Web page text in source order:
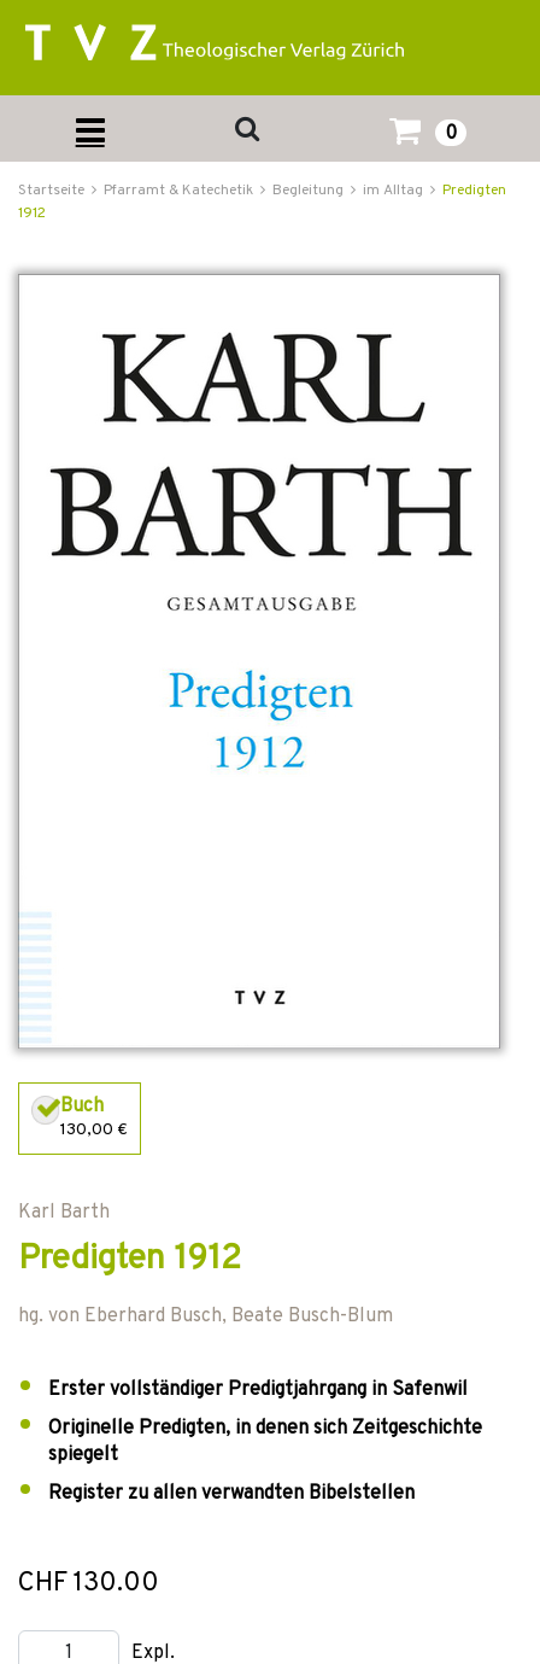
0
Startseite Pfarramt & Katechetik Begleitung im Alltag
Predigten
1912
Buch
130,00 €
Karl Barth
Predigten 1912
hg. von Eberhard Busch, Beate Busch-Blum
Erster vollständiger Predigtjahrgang in Safenwil
Originelle Predigten, in denen sich Zeitgeschichte
spiegelt
Register zu allen verwandten Bibelstellen
CHF 130.00
Expl.